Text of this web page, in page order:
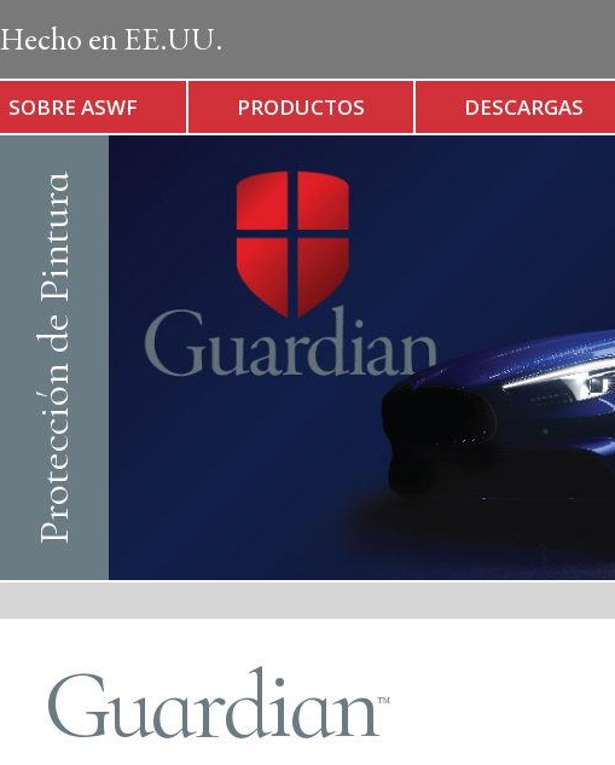
Hecho en EE.UU.
SOBRE ASWF PRODUCTOS DESCARGAS
Protección de Pintura
Guardian™